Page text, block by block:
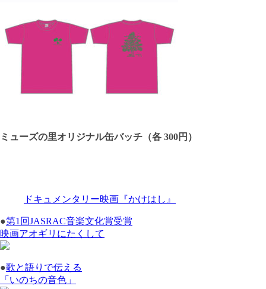
ミューズの里オリジナル缶バッチ（各 300円）
ドキュメンタリー映画『かけはし』
●第1回JASRAC音楽文化賞受賞
映画アオギリにたくして
●歌と語りで伝える
「いのちの音色」